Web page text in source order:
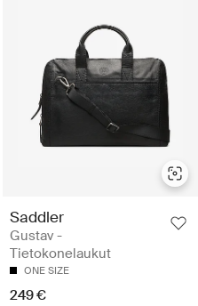
Saddler
Gustav -
Tietokonelaukut
ONE SIZE
249 €